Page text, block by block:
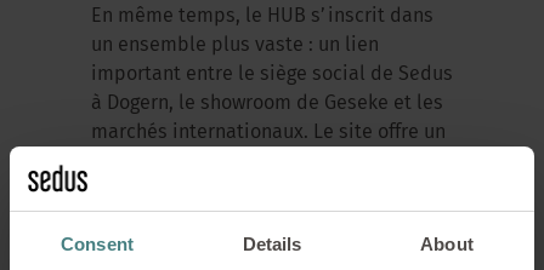
Consent Details About
En même temps, le HUB s’inscrit dans
un ensemble plus vaste : un lien
important entre le siège social de Sedus
à Dogern, le showroom de Geseke et les
marchés internationaux. Le site offre un